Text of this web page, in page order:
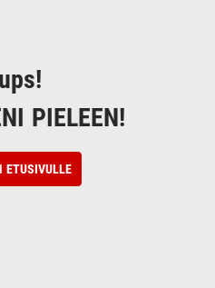
PIELEEN!
ETUSIVULLE